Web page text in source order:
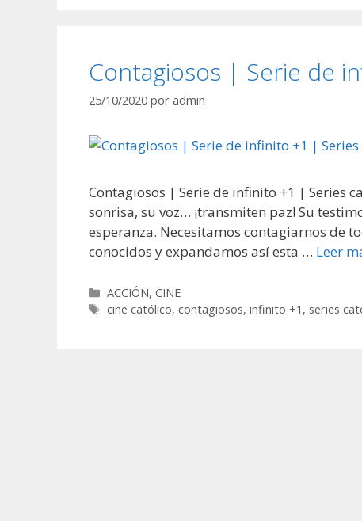
Contagiosos | Serie de
25/10/2020 por admin
Contagiosos | Serie de infinito +1 | Series
sonrisa, su voz… ¡transmiten paz! Su
esperanza. Necesitamos contagiarnos de
conocidos y expandamos así esta … Leer
Categorías
ACCIÓN,CINE
Etiquetas
cine católico,contagiosos,infinito +1 , series